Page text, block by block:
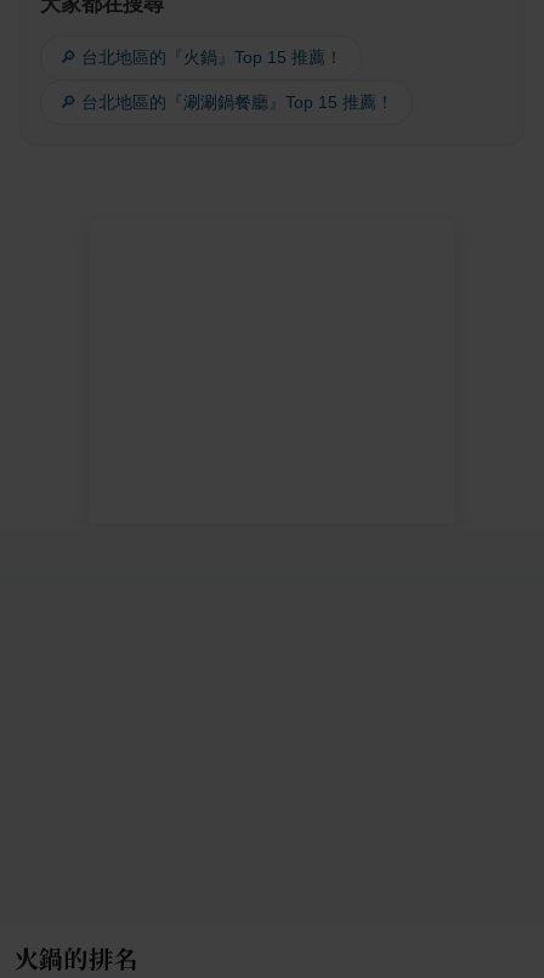
🔎 台北地區的『火鍋』Top 15 推薦！
🔎 台北地區的『涮涮鍋餐廳』Top 15 推薦！
火鍋的排名